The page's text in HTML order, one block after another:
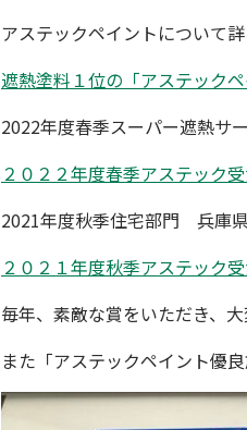
アステックペイントについて
遮熱塗料１位の「アステック
2022年度春季スーパー遮熱
２０２２年度春季アステック
2021年度秋季住宅部門 兵庫
２０２１年度秋季アステック
毎年、素敵な賞をいただき、大
また「アステックペイント優